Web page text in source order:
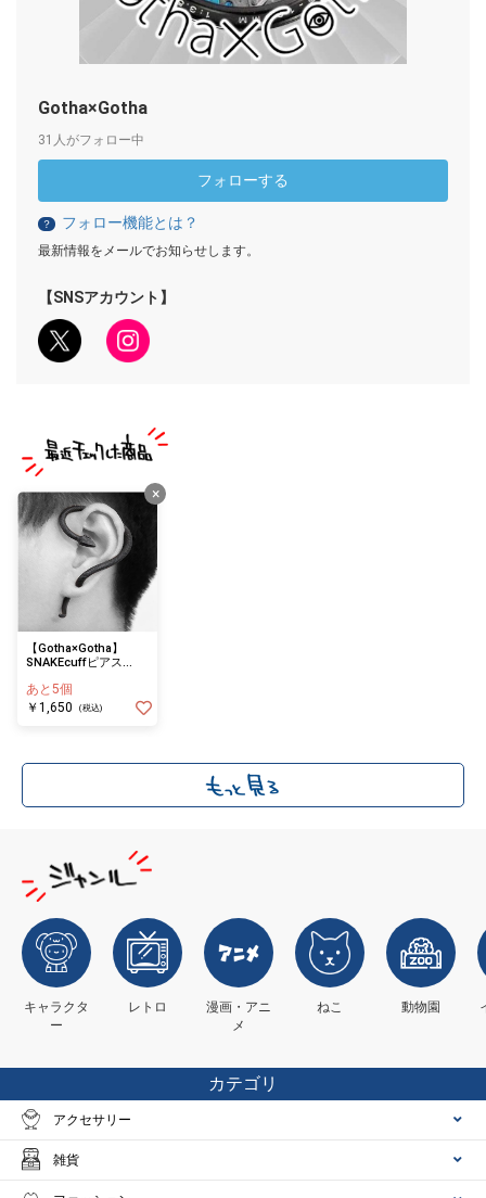
Gotha×Gotha
31人がフォロー中
フォローする
？ フォロー機能とは？
最新情報をメールでお知らせします。
【SNSアカウント】
×
【Gotha×Gotha】
SNAKEcuffピアス
あと5個
￥1,650
(税込)
キャラクタ
ー
レトロ
漫画・アニ
メ
ねこ 動物園
カテゴリ
アクセサリー
雑貨